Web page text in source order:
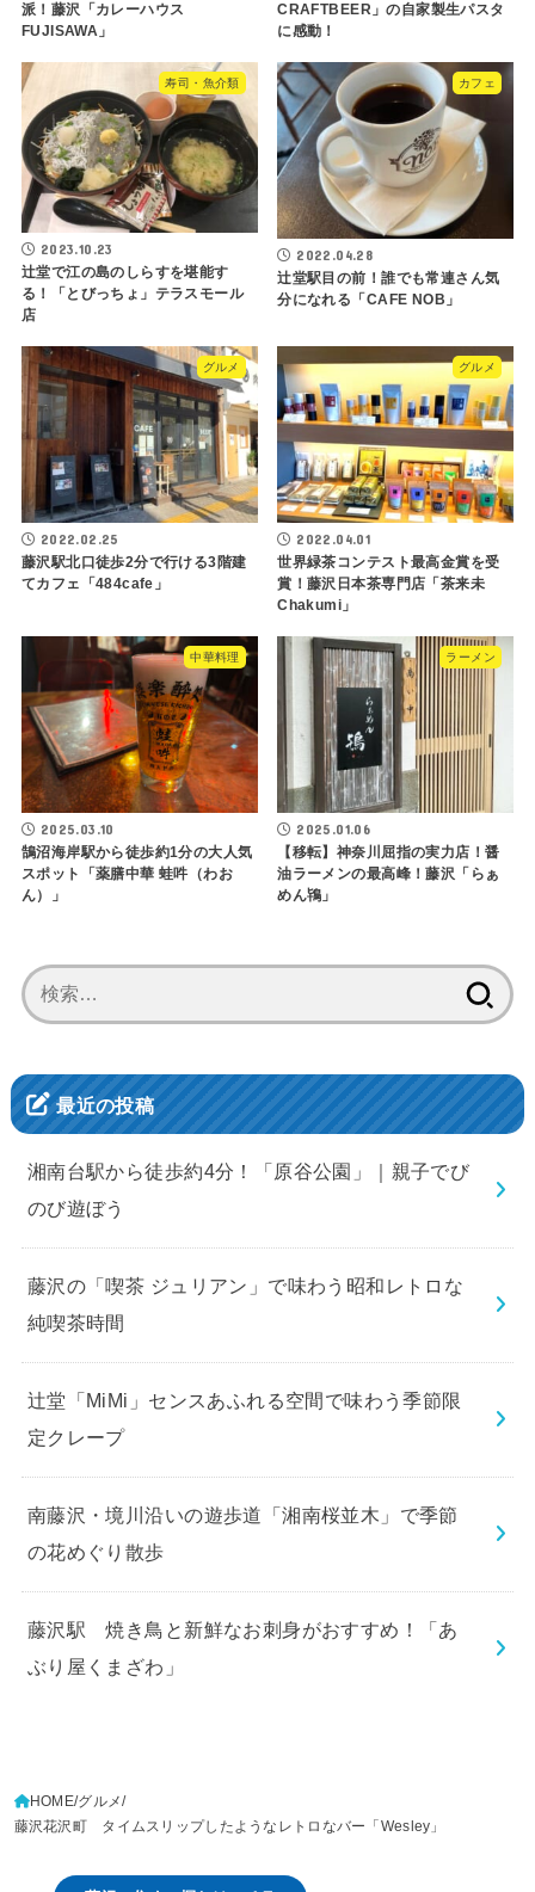
派！藤沢「カレーハウス
FUJISAWA」
CRAFTBEER」の自家製生パスタ
に感動！
寿司・魚介類
2023.10.23
辻堂で江の島のしらすを堪能す
る！「とびっちょ」テラスモール
店
カフェ
2022.04.28
辻堂駅目の前！誰でも常連さん気
分になれる「CAFE NOB」
グルメ
2022.02.25
藤沢駅北口徒歩2分で行ける3階建
てカフェ「484cafe」
グルメ
2022.04.01
世界緑茶コンテスト最高金賞を受
賞！藤沢日本茶専門店「茶来未
Chakumi」
中華料理
2025.03.10
鵠沼海岸駅から徒歩約1分の大人気
スポット「薬膳中華 蛙吽（わお
ん）」
ラーメン
2025.01.06
【移転】神奈川屈指の実力店！醤
油ラーメンの最高峰！藤沢「らぁ
めん鴇」
索:
最近の投稿
湘南台駅から徒歩約4分！「原谷公園」｜親子でび
のび遊ぼう
藤沢の「喫茶 ジュリアン」で味わう昭和レトロな
純喫茶時間
辻堂「MiMi」センスあふれる空間で味わう季節限
定クレープ
南藤沢・境川沿いの遊歩道「湘南桜並木」で季節
の花めぐり散歩
藤沢駅 焼き鳥と新鮮なお刺身がおすすめ！「あ
ぶり屋くまざわ」
HOME グルメ
藤沢花沢町 タイムスリップしたようなレトロなバー「Wesley」